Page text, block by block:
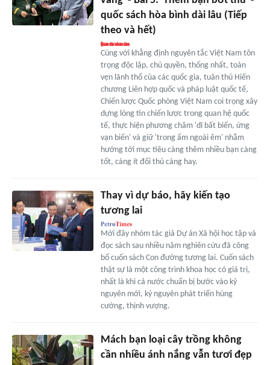
quốc sách hòa bình dài lâu (Tiếp
theo và hết)
Cùng với khẳng định nguyên tắc Việt Nam tôn
trọng độc lập, chủ quyền, thống nhất, toàn
vẹn lãnh thổ của các quốc gia, tuân thủ Hiến
chương Liên hợp quốc và pháp luật quốc tế,
Chiến lược Quốc phòng Việt Nam coi trọng xây
dựng lòng tin chiến lược trong quan hệ quốc
tế, thực hiện phương châm 'dĩ bất biến, ứng
vạn biến' và giữ 'trong ấm ngoài êm' nhằm
hướng tới mục tiêu càng thêm nhiều bạn càng
tốt, càng ít đối thủ càng hay.
Thay vì dự báo, hãy kiến tạo
tương lai
Mới đây nhóm tác giả Dự án Xã hội học tập và
đọc sách sau nhiều năm nghiên cứu đã công
bố cuốn sách Con đường tương lai. Cuốn sách
thật sự là một công trình khoa học có giá trị,
nhất là khi cả nước chuẩn bị bước vào kỷ
nguyên mới, kỷ nguyên phát triển hùng
cường, thịnh vượng.
Mách bạn loại cây trồng không
cần nhiều ánh nắng vẫn tươi đẹp